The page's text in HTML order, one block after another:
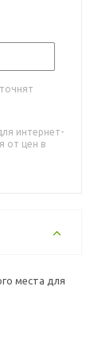
интернет-
от цен в
места для